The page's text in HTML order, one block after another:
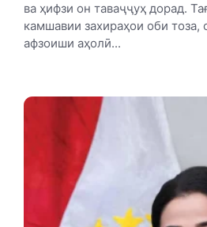
ва ҳифзи он таваҷҷуҳ дорад.
камшавии захираҳои оби тоза,
афзоиши аҳолӣ...